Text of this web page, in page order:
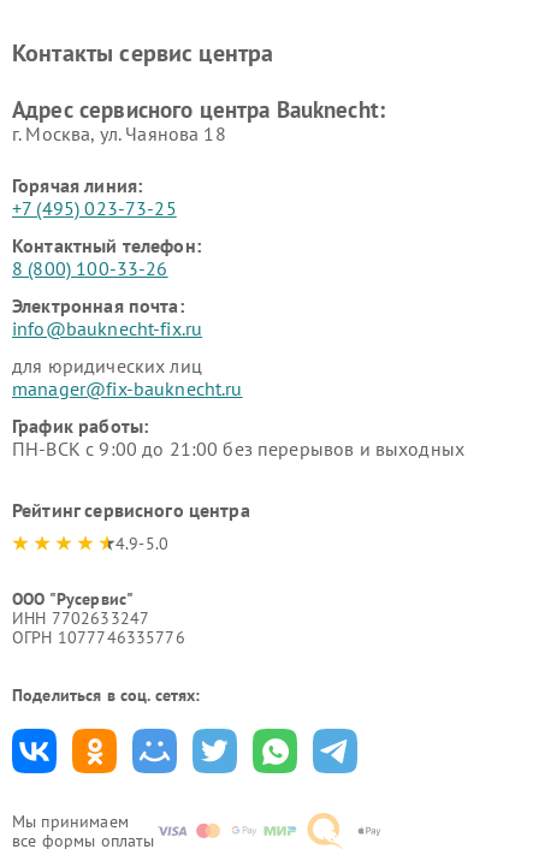
Мы принимаем
все формы оплаты
Контакты сервис центра
Адрес сервисного центра Bauknecht:
г. Москва, ул. Чаянова 18
Горячая линия:
+7 (495) 023-73-25
Контактный телефон:
8 (800) 100-33-26
Электронная почта:
info@bauknecht-fix.ru
для юридических лиц
manager@fix-bauknecht.ru
График работы:
ПН-ВСК с 9:00 до 21:00 без перерывов и выходных
Рейтинг сервисного центра
4.9-5.0
ООО "Русервис"
ИНН 7702633247
ОГРН 1077746335776
Поделиться в соц. сетях: